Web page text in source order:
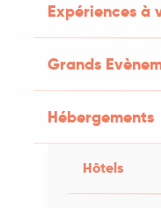
Expériences à
Grands
Hébergements
Hôtels
sur votre